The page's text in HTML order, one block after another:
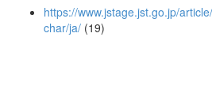
https://www.jstage.jst.go.jp/
char/ja/ (19)